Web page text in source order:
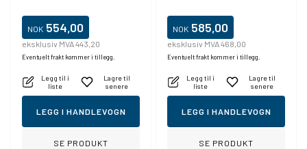
NOK 554,00
eksklusiv MVA 443,20
Eventuelt frakt kommer i tillegg.
Legg til i
liste
Lagre til
senere
LEGG I HANDLEVOGN
SE PRODUKT
NOK 585,00
eksklusiv MVA 468,00
Eventuelt frakt kommer i tillegg.
Legg til i
liste
Lagre til
senere
LEGG I HANDLEVOGN
SE PRODUKT